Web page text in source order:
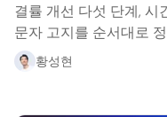
결률 개선 다섯 단계, 시
문자 고지를 순서대로
황성현